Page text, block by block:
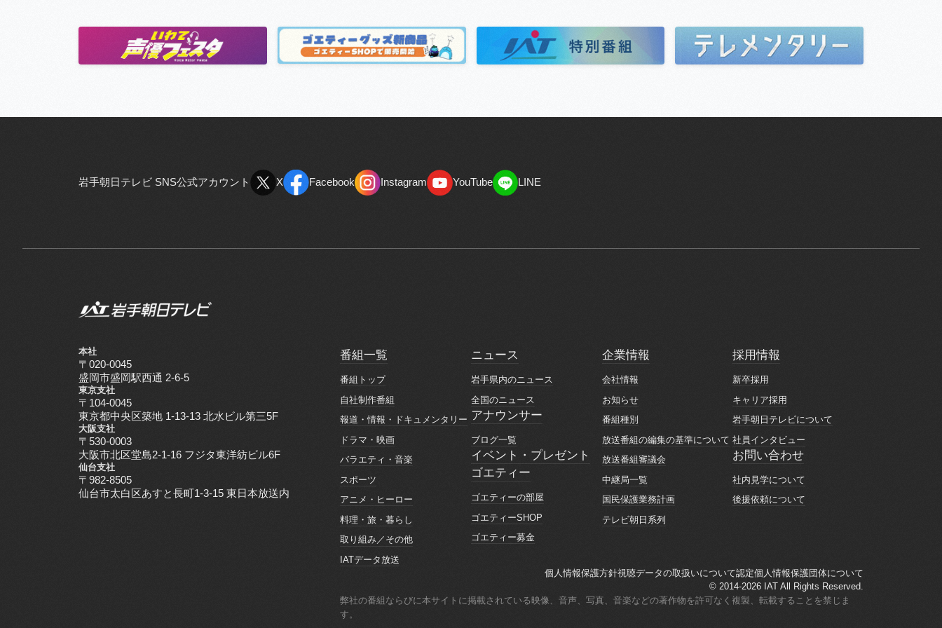
岩手朝日テレビ SNS公式アカウント
X
Facebook
Instagram
YouTube
LINE
本社
〒020-0045
盛岡市盛岡駅西通 2-6-5
東京支社
〒104-0045
東京都中央区築地 1-13-13 北水ビル第三5F
大阪支社
〒530-0003
大阪市北区堂島2-1-16 フジタ東洋紡ビル6F
仙台支社
〒982-8505
仙台市太白区あすと長町1-3-15 東日本放送内
番組一覧
番組一覧
番組トップ
自社制作番組
自社制作番組
報道・情報・ドキュメンタリー
報道・情報・ドキュメンタリー
ドラマ・映画
バラエティ・音楽
スポーツ
アニメ・ヒーロー
アニメ・ヒーロー
料理・旅・暮らし
料理・旅・暮らし
取り組み／その他
取り組み／その他
IATデータ放送
ニュース
ニュース
岩手県内のニュース
全国のニュース
全国のニュース
アナウンサー
アナウンサー
ブログ一覧
ブログ一覧
イベント・プレゼント
イベント・プレゼント
ゴエティー
ゴエティー
ゴエティーの部屋
ゴエティーの部屋
ゴエティーSHOP
ゴエティーSHOP
ゴエティー募金
企業情報
企業情報
会社情報
お知らせ
お知らせ
番組種別
番組種別
放送番組の編集の基準について
放送番組の編集の基準について
放送番組審議会
放送番組審議会
中継局一覧
中継局一覧
国民保護業務計画
国民保護業務計画
テレビ朝日系列
採用情報
採用情報
新卒採用
キャリア採用
キャリア採用
岩手朝日テレビについて
岩手朝日テレビについて
社員インタビュー
社員インタビュー
お問い合わせ
お問い合わせ
社内見学について
社内見学について
後援依頼について
個人情報保護方針視聴データの取扱いについて
視聴データの取扱いについて
認定個人情報保護団体について
認定個人情報保護団体について
© 2014-2026 IAT All Rights Reserved.
弊社の番組ならびに本サイトに掲載されている映像、音声、写真、音楽などの著作物を許可なく複製、転載することを禁じま
す。